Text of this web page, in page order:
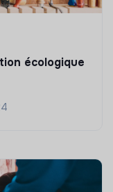
écologique